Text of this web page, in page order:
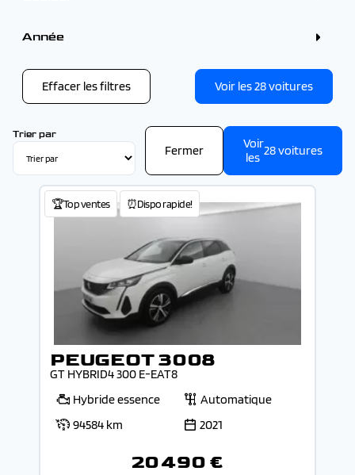
Gris (9)
Blanc (6)
Noir (4)
Rouge (2)
Vert (1)
Année
Effacer les filtres Voir les28voitures
Trier par
Fermer
Voir
les 28voitures
🏆Top ventes ⏰Dispo rapide!
PEUGEOT 3008
GT HYBRID4 300 E-EAT8
Hybride essence
Automatique
94584 km
2021
20 490 €